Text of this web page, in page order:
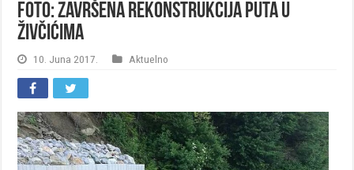
FOTO: Završena rekonstrukcija puta u
Živčićima
10. Juna 2017. Aktuelno